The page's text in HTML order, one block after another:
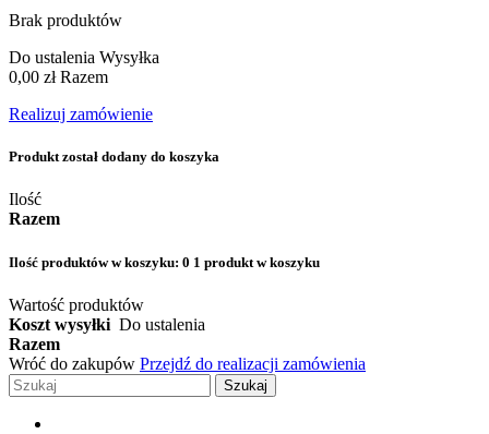
Brak produktów
Do ustalenia Wysyłka
0,00 zł Razem
Realizuj zamówienie
Produkt został dodany do koszyka
Ilość
Razem
Ilość produktów w koszyku: 0 1 produkt w koszyku
Wartość produktów
Koszt wysyłki Do ustalenia
Razem
Wróć do zakupów Przejdź do realizacji zamówienia
Szukaj